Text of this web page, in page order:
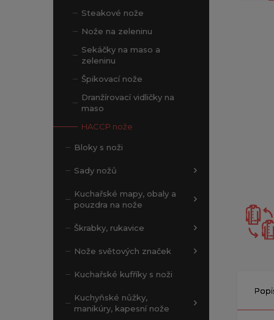
Steakové nože
Nože na zeleninu
Sekáčky na maso a
zeleninu
Špikovací nože
Dranžírovací vidličky na
maso
HACCP nože
Bloky s noži
Sady nožů
Kuchařské mapy, obaly a
pouzdra na nože
Škrabky, rukavice
Nože světových značek
Kuchařské kufříky s noži
Kuchyňské nůžky,
manikúry, kapesní nože